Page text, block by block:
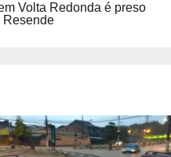
Volta Redonda é preso
Resende